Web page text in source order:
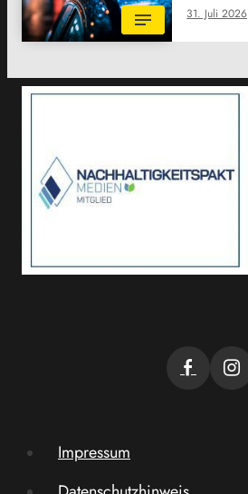
31. Juli 2026
Impressum